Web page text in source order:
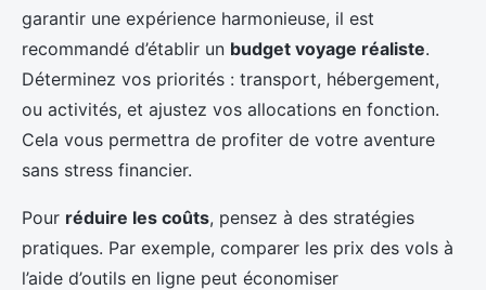
garantir une expérience harmonieuse, il est
recommandé d’établir un budget voyage réaliste.
Déterminez vos priorités : transport, hébergement,
ou activités, et ajustez vos allocations en fonction.
Cela vous permettra de profiter de votre aventure
sans stress financier.
Pour réduire les coûts, pensez à des stratégies
pratiques. Par exemple, comparer les prix des vols à
l’aide d’outils en ligne peut économiser